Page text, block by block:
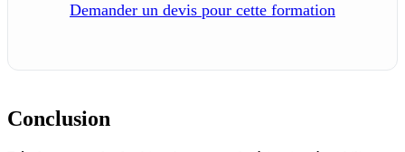
Demander un devis pour cette formation
Conclusion